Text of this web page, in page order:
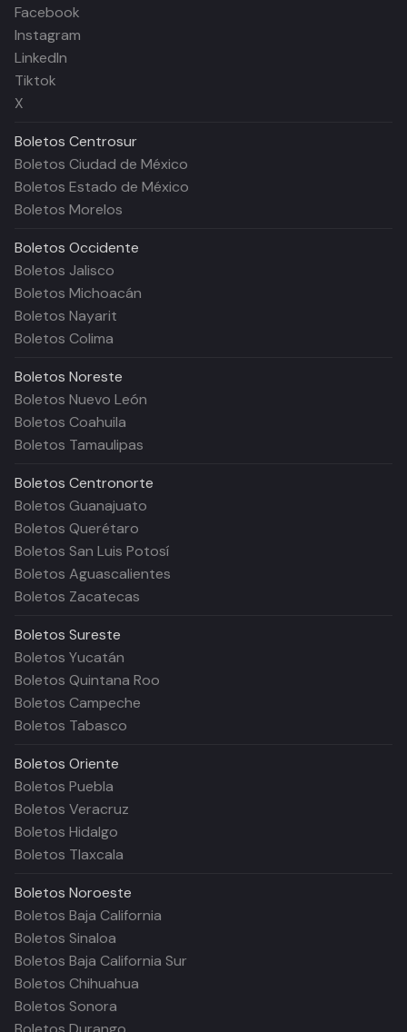
Facebook
Instagram
LinkedIn
Tiktok
X
Boletos Centrosur
Boletos Ciudad de México
Boletos Estado de México
Boletos Morelos
Boletos Occidente
Boletos Jalisco
Boletos Michoacán
Boletos Nayarit
Boletos Colima
Boletos Noreste
Boletos Nuevo León
Boletos Coahuila
Boletos Tamaulipas
Boletos Centronorte
Boletos Guanajuato
Boletos Querétaro
Boletos San Luis Potosí
Boletos Aguascalientes
Boletos Zacatecas
Boletos Sureste
Boletos Yucatán
Boletos Quintana Roo
Boletos Campeche
Boletos Tabasco
Boletos Oriente
Boletos Puebla
Boletos Veracruz
Boletos Hidalgo
Boletos Tlaxcala
Boletos Noroeste
Boletos Baja California
Boletos Sinaloa
Boletos Baja California Sur
Boletos Chihuahua
Boletos Sonora